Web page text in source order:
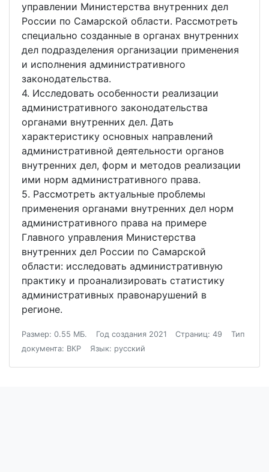
управлении Министерства внутренних дел
России по Самарской области. Рассмотреть
специально созданные в органах внутренних
дел подразделения организации применения
и исполнения административного
законодательства.
4. Исследовать особенности реализации
административного законодательства
органами внутренних дел. Дать
характеристику основных направлений
административной деятельности органов
внутренних дел, форм и методов реализации
ими норм административного права.
5. Рассмотреть актуальные проблемы
применения органами внутренних дел норм
административного права на примере
Главного управления Министерства
внутренних дел России по Самарской
области: исследовать административную
практику и проанализировать статистику
административных правонарушений в
регионе.
Размер: 0.55 МБ. Год создания 2021 Страниц: 49
Тип
документа: ВКР
Язык: русский